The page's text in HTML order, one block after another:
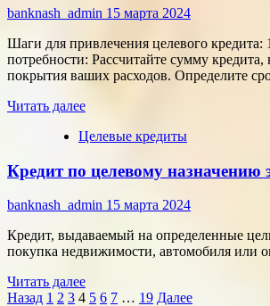
кредиты
banknash_admin 15 марта 2024
Шаги для привлечения целевого кредита:
потребности: Рассчитайте сумму
покрытия ваших расходов. Определите
Читать далееПрочитать
о
целевого
Целевые кредиты
Кредит по целевому назначению
banknash_admin 15 марта 2024
Кредит, выдаваемый на определенные
покупка недвижимости, автомобиля или
Читать далееПрочитать
больше
Пагинация
Назад 1 2 3 4 5 6 7 … 19 Далее